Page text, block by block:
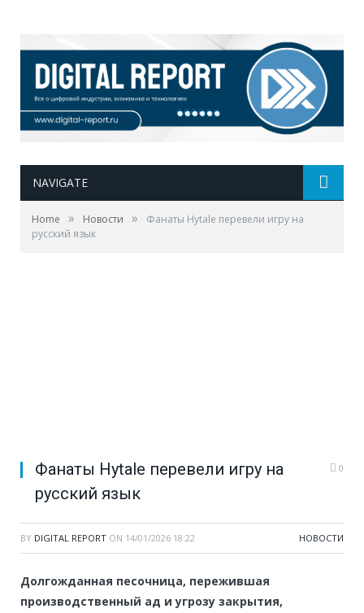
NAVIGATE
Home » Новости »
Фанаты Hytale перевели игру на
русский язык
Фанаты Hytale перевели игру на
русский язык
0
BY DIGITAL REPORT ON 14/01/2026 18:22 НОВОСТИ
Долгожданная песочница, пережившая
производственный ад и угрозу закрытия,